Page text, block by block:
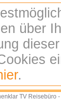
über
.
TV Reisebüro